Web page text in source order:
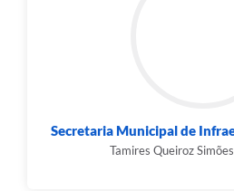
Secretaria Municipal de
Tamires Queiroz